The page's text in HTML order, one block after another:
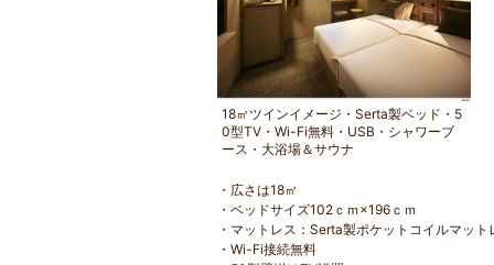
18㎡ツインイメージ・Serta製ベッド・5
0型TV・Wi-Fi無料・USB・シャワーブ
ース・大浴場＆サウナ
・広さは18㎡
・ベッドサイズ102ｃｍ×196ｃｍ
・マットレス：Serta製ポケットコイルマット
・Wi-Fi接続無料